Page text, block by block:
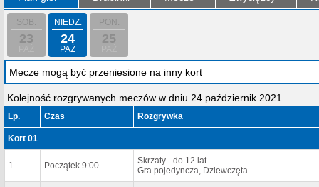
SOB.
23
NIEDZ.
24
PAŹ
PON.
25
Mecze mogą być przeniesione na inny kort
Kolejność rozgrywanych meczów w dniu 24 październik 2021
Lp. Czas Rozgrywka
Kort 01
1. Początek 9:00
Skrzaty - do 12 lat
Gra pojedyncza, Dziewczęta